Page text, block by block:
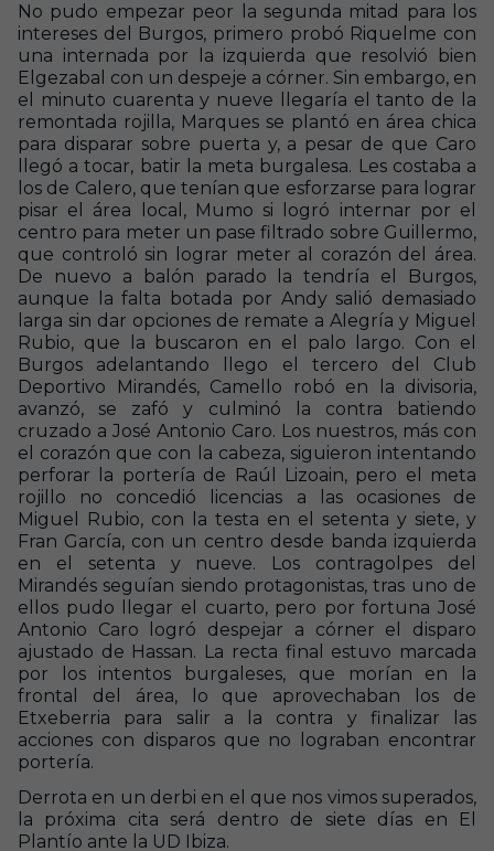
No pudo empezar peor la segunda mitad para los
intereses del Burgos, primero probó Riquelme con
una internada por la izquierda que resolvió bien
Elgezabal con un despeje a córner. Sin embargo, en
el minuto cuarenta y nueve llegaría el tanto de la
remontada rojilla, Marques se plantó en área chica
para disparar sobre puerta y, a pesar de que Caro
llegó a tocar, batir la meta burgalesa. Les costaba a
los de Calero, que tenían que esforzarse para lograr
pisar el área local, Mumo si logró internar por el
centro para meter un pase filtrado sobre Guillermo,
que controló sin lograr meter al corazón del área.
De nuevo a balón parado la tendría el Burgos,
aunque la falta botada por Andy salió demasiado
larga sin dar opciones de remate a Alegría y Miguel
Rubio, que la buscaron en el palo largo. Con el
Burgos adelantando llego el tercero del Club
Deportivo Mirandés, Camello robó en la divisoria,
avanzó, se zafó y culminó la contra batiendo
cruzado a José Antonio Caro. Los nuestros, más con
el corazón que con la cabeza, siguieron intentando
perforar la portería de Raúl Lizoain, pero el meta
rojillo no concedió licencias a las ocasiones de
Miguel Rubio, con la testa en el setenta y siete, y
Fran García, con un centro desde banda izquierda
en el setenta y nueve. Los contragolpes del
Mirandés seguían siendo protagonistas, tras uno de
ellos pudo llegar el cuarto, pero por fortuna José
Antonio Caro logró despejar a córner el disparo
ajustado de Hassan. La recta final estuvo marcada
por los intentos burgaleses, que morían en la
frontal del área, lo que aprovechaban los de
Etxeberria para salir a la contra y finalizar las
acciones con disparos que no lograban encontrar
portería.
Derrota en un derbi en el que nos vimos superados,
la próxima cita será dentro de siete días en El
Plantío ante la UD Ibiza.